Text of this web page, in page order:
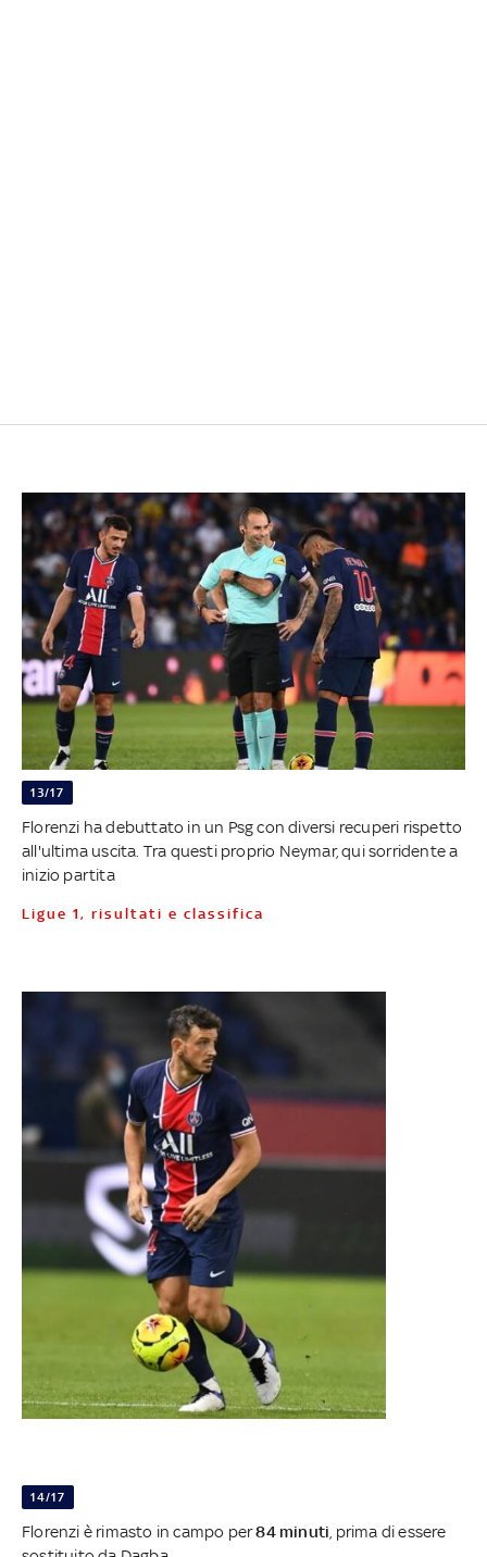
13/17
Florenzi ha debuttato in un Psg con diversi recuperi rispetto
all'ultima uscita. Tra questi proprio Neymar, qui sorridente a
inizio partita
Ligue 1, risultati e classifica
14/17
Florenzi è rimasto in campo per84 minuti , prima di essere